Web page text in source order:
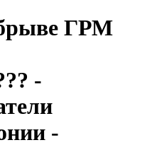
ГРМ
-
-